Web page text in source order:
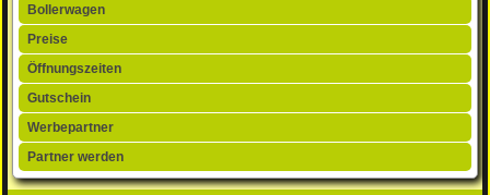
Bollerwagen
Preise
Öffnungszeiten
Gutschein
Werbepartner
Partner werden